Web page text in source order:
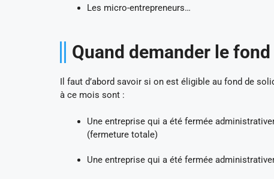
Les micro-entrepreneurs…
Quand demander le
Il faut d’abord savoir si on est éligible au fond de
à ce mois sont :
Une entreprise qui a été fermée
(fermeture totale)
Une entreprise qui a été fermée